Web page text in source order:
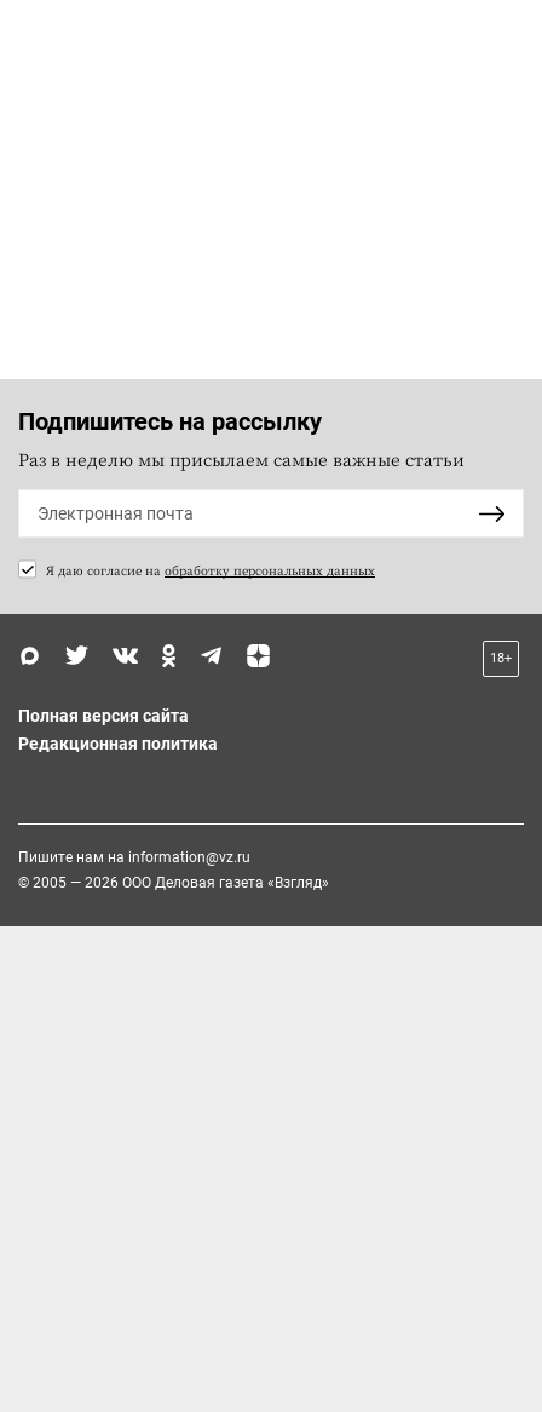
Подпишитесь на рассылку
Раз в неделю мы присылаем самые важные статьи
Я даю согласие на обработку персональных данных
18+
Полная версия сайта
Редакционная политика
Пишите нам на information@vz.ru
© 2005 — 2026 ООО Деловая газета «Взгляд»